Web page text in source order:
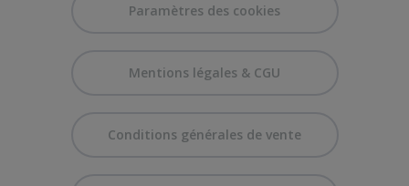
Paramètres des cookies
Mentions légales & CGU
Conditions générales de vente